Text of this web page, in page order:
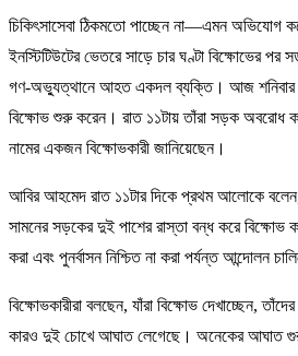
চিকিৎসাসেবা ঠিকমতো পাচ্ছেন না—এমন অভিযোগ
ইনস্টিটিউটের ভেতরে সাড়ে চার ঘণ্টা বিক্ষোভের
গণ-অভ্যুত্থানে আহত একদল ব্যক্তি। আজ শনিবার
বিক্ষোভ শুরু করেন। রাত ১১টায় তাঁরা সড়ক অবরোধ
নামের একজন বিক্ষোভকারী জানিয়েছেন।
আবির আহমেদ রাত ১১টার দিকে প্রথম আলোকে বলেন,
সামনের সড়কের দুই পাশের রাস্তা বন্ধ করে বিক্ষোভ
করা এবং পুনর্বাসন নিশ্চিত না করা পর্যন্ত আন্দোলন
বিক্ষোভকারীরা বলছেন, যাঁরা বিক্ষোভ দেখাচ্ছেন,
কারও দুই চোখে আঘাত লেগেছে। অনেকের আঘাত